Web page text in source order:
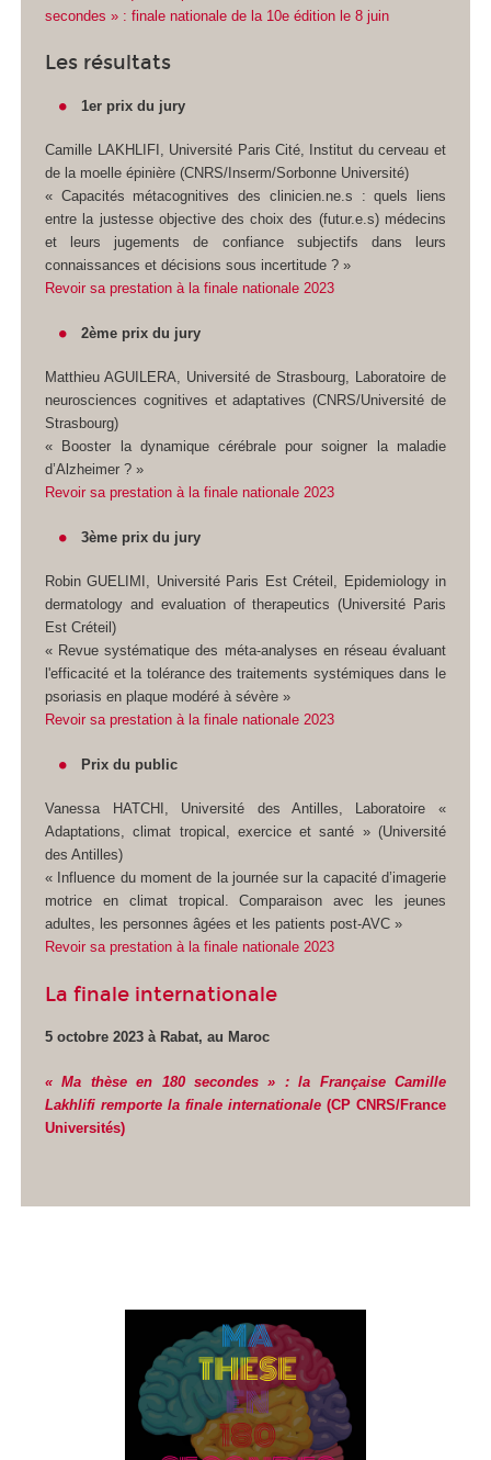
secondes » : finale nationale de la 10e édition le 8 juin
Les résultats
1er prix du jury
Camille LAKHLIFI, Université Paris Cité, Institut du cerveau et
de la moelle épinière (CNRS/Inserm/Sorbonne Université)
« Capacités métacognitives des clinicien.ne.s : quels liens
entre la justesse objective des choix des (futur.e.s) médecins
et leurs jugements de confiance subjectifs dans leurs
connaissances et décisions sous incertitude ? »
Revoir sa prestation à la finale nationale 2023
2ème prix du jury
Matthieu AGUILERA, Université de Strasbourg, Laboratoire de
neurosciences cognitives et adaptatives (CNRS/Université de
Strasbourg)
« Booster la dynamique cérébrale pour soigner la maladie
d’Alzheimer ? »
Revoir sa prestation à la finale nationale 2023
3ème prix du jury
Robin GUELIMI, Université Paris Est Créteil, Epidemiology in
dermatology and evaluation of therapeutics (Université Paris
Est Créteil)
« Revue systématique des méta-analyses en réseau évaluant
l'efficacité et la tolérance des traitements systémiques dans le
psoriasis en plaque modéré à sévère »
Revoir sa prestation à la finale nationale 2023
Prix du public
Vanessa HATCHI, Université des Antilles, Laboratoire «
Adaptations, climat tropical, exercice et santé » (Université
des Antilles)
« Influence du moment de la journée sur la capacité d’imagerie
motrice en climat tropical. Comparaison avec les jeunes
adultes, les personnes âgées et les patients post-AVC »
Revoir sa prestation à la finale nationale 2023
La finale internationale
5 octobre 2023 à Rabat, au Maroc
« Ma thèse en 180 secondes » : la Française Camille
Lakhlifi remporte la finale internationale(CP CNRS/France
Universités)